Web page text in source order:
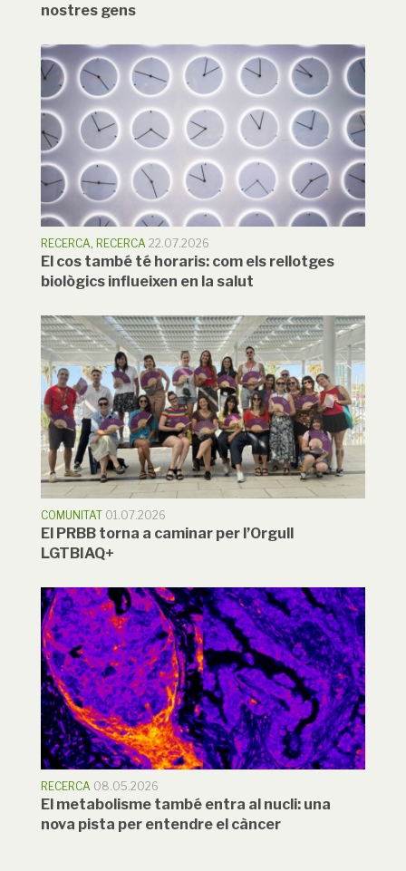
nostres gens
RECERCA, RECERCA 22.07.2026
El cos també té horaris: com els rellotges
biològics influeixen en la salut
COMUNITAT 01.07.2026
El PRBB torna a caminar per l’Orgull
LGTBIAQ+
RECERCA 08.05.2026
El metabolisme també entra al nucli: una
nova pista per entendre el càncer